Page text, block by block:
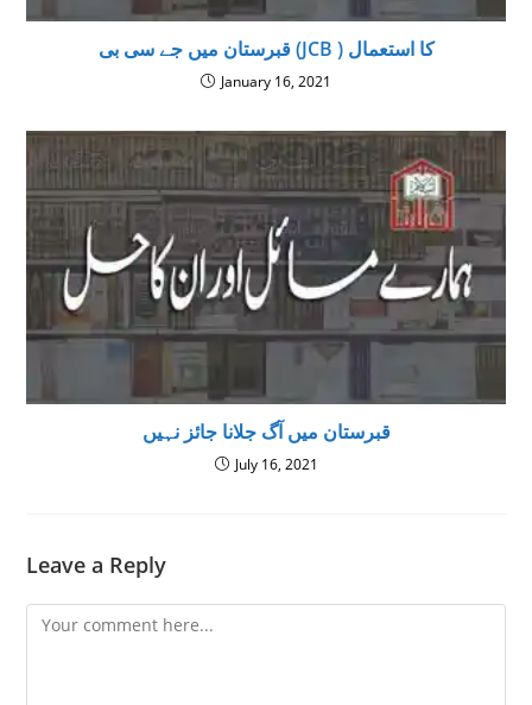
قبرستان میں جے سی بی (JCB ) کا استعمال
January 16, 2021
قبرستان میں آگ جلانا جائز نہیں
July 16, 2021
Leave a Reply
Comment